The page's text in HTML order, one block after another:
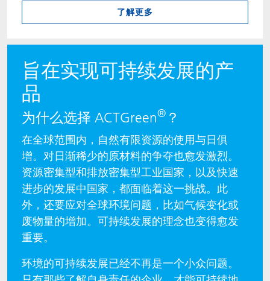
了解更多
旨在实现可持续发展的产
品
为什么选择 ACTGreen® ？
在全球范围内，自然有限资源的使用与日俱
增。对日渐稀少的原材料的争夺也愈发激烈。
资源密集型和排放密集型工业国家，以及快速
进步的发展中国家，都面临着这一挑战。此
外，还要应对全球环境问题，比如气候变化或
废物量的增加。可持续发展的理念也变得愈发
重要。
环境的可持续发展已经不再是一个小众问题。